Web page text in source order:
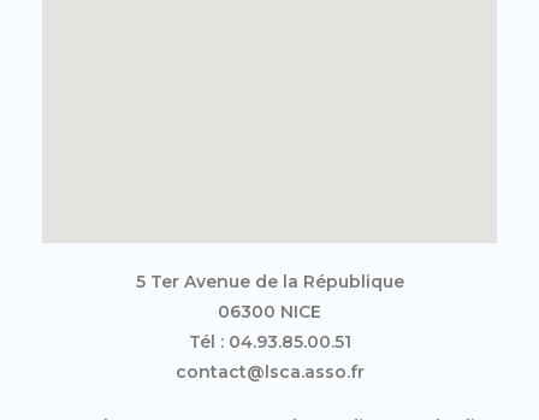
5 Ter Avenue de la République
06300 NICE
Tél : 04.93.85.00.51
contact@lsca.asso.fr